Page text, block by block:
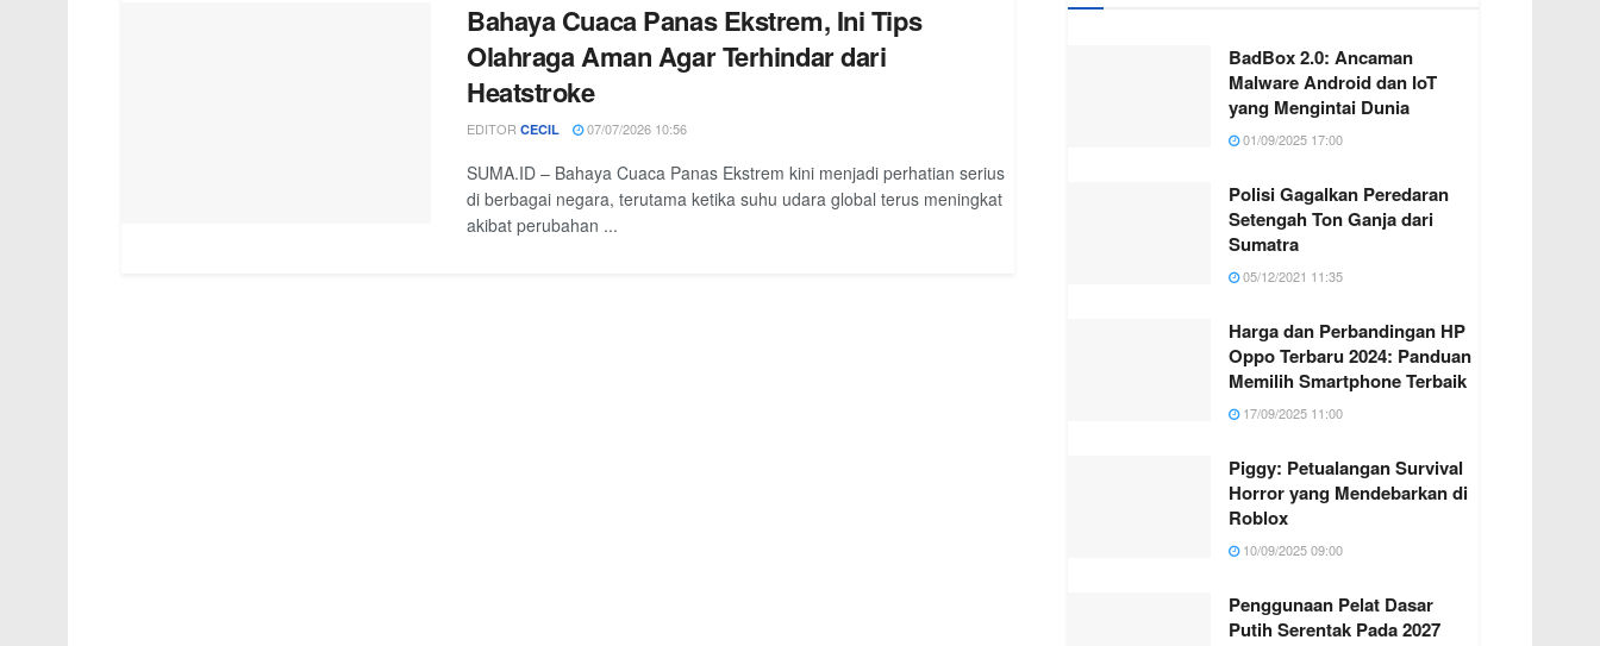
Bahaya Cuaca Panas Ekstrem, Ini Tips
Olahraga Aman Agar Terhindar dari
Heatstroke
EDITOR CECIL 07/07/2026 10:56
SUMA.ID – Bahaya Cuaca Panas Ekstrem kini menjadi perhatian serius
di berbagai negara, terutama ketika suhu udara global terus meningkat
akibat perubahan ...
BadBox 2.0: Ancaman
Malware Android dan IoT
yang Mengintai Dunia
01/09/2025 17:00
Polisi Gagalkan Peredaran
Setengah Ton Ganja dari
Sumatra
05/12/2021 11:35
Harga dan Perbandingan HP
Oppo Terbaru 2024: Panduan
Memilih Smartphone Terbaik
17/09/2025 11:00
Piggy: Petualangan Survival
Horror yang Mendebarkan di
Roblox
10/09/2025 09:00
Penggunaan Pelat Dasar
Putih Serentak Pada 2027